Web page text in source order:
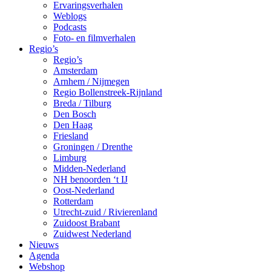
Ervaringsverhalen
Weblogs
Podcasts
Foto- en filmverhalen
Regio’s
Regio’s
Amsterdam
Arnhem / Nijmegen
Regio Bollenstreek-Rijnland
Breda / Tilburg
Den Bosch
Den Haag
Friesland
Groningen / Drenthe
Limburg
Midden-Nederland
NH benoorden ‘t IJ
Oost-Nederland
Rotterdam
Utrecht-zuid / Rivierenland
Zuidoost Brabant
Zuidwest Nederland
Nieuws
Agenda
Webshop